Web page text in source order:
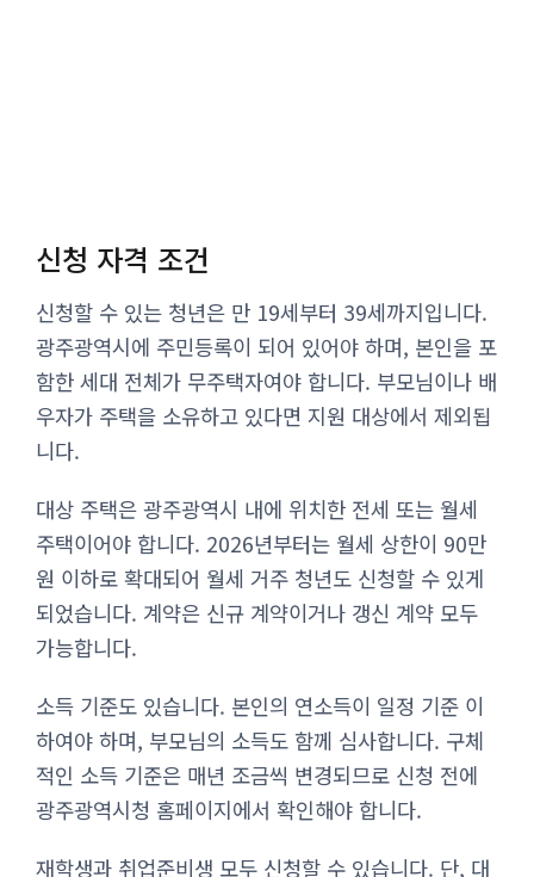
신청 자격 조건
신청할 수 있는 청년은 만 19세부터 39세까지입니다.
광주광역시에 주민등록이 되어 있어야 하며, 본인을 포
함한 세대 전체가 무주택자여야 합니다. 부모님이나 배
우자가 주택을 소유하고 있다면 지원 대상에서 제외됩
니다.
대상 주택은 광주광역시 내에 위치한 전세 또는 월세
주택이어야 합니다. 2026년부터는 월세 상한이 90만
원 이하로 확대되어 월세 거주 청년도 신청할 수 있게
되었습니다. 계약은 신규 계약이거나 갱신 계약 모두
가능합니다.
소득 기준도 있습니다. 본인의 연소득이 일정 기준 이
하여야 하며, 부모님의 소득도 함께 심사합니다. 구체
적인 소득 기준은 매년 조금씩 변경되므로 신청 전에
광주광역시청 홈페이지에서 확인해야 합니다.
재학생과 취업준비생 모두 신청할 수 있습니다. 단, 대